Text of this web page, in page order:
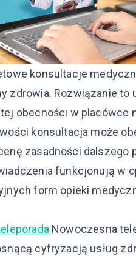
konsultacje
zdrowia. Rozwiązanie
obecności w placówce
konsultacja może
zasadności dalszego
funkcjonują w
form opieki
Nowoczesna
cyfryzacją usług